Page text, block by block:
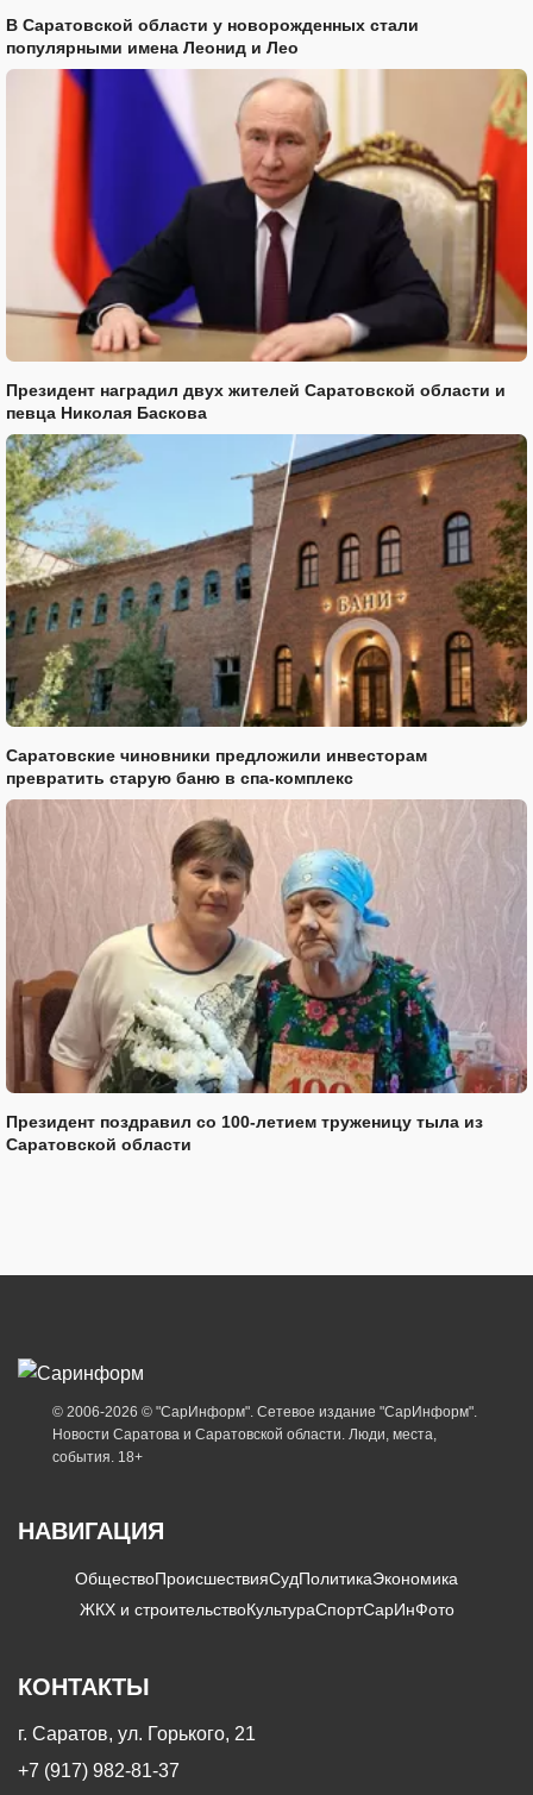
В Саратовской области у новорожденных стали
популярными имена Леонид и Лео
Президент наградил двух жителей Саратовской области и
певца Николая Баскова
Саратовские чиновники предложили инвесторам
превратить старую баню в спа-комплекс
Президент поздравил со 100-летием труженицу тыла из
Саратовской области
© 2006-2026 © "СарИнформ". Сетевое издание "СарИнформ".
Новости Саратова и Саратовской области. Люди, места,
события. 18+
НАВИГАЦИЯ
ОбществоПроисшествияСудПолитикаЭкономика
ЖКХ и строительствоКультураСпортСарИнФото
КОНТАКТЫ
г. Саратов, ул. Горького, 21
+7 (917) 982-81-37